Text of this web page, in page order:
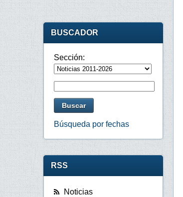
BUSCADOR
Sección:
Búsqueda por fechas
RSS
Noticias